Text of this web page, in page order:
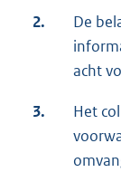
2.
De
acht
3.
Het